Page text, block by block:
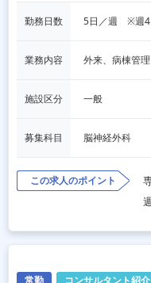
勤務日数 5日／週　※週
業務内容 外来、病棟管
施設区分 一般
募集科目 脳神経外科
この求人のポイント
常勤 コンサルタント紹介